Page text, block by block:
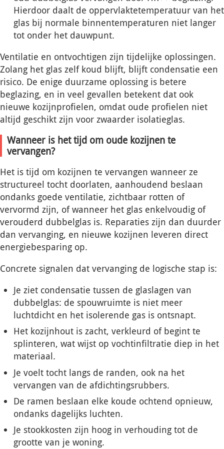
Hierdoor daalt de oppervlaktetemperatuur van het
glas bij normale binnentemperaturen niet langer
tot onder het dauwpunt.
Ventilatie en ontvochtigen zijn tijdelijke oplossingen.
Zolang het glas zelf koud blijft, blijft condensatie een
risico. De enige duurzame oplossing is betere
beglazing, en in veel gevallen betekent dat ook
nieuwe kozijnprofielen, omdat oude profielen niet
altijd geschikt zijn voor zwaarder isolatieglas.
Wanneer is het tijd om oude kozijnen te
vervangen?
Het is tijd om kozijnen te vervangen wanneer ze
structureel tocht doorlaten, aanhoudend beslaan
ondanks goede ventilatie, zichtbaar rotten of
vervormd zijn, of wanneer het glas enkelvoudig of
verouderd dubbelglas is. Reparaties zijn dan duurder
dan vervanging, en nieuwe kozijnen leveren direct
energiebesparing op.
Concrete signalen dat vervanging de logische stap is:
Je ziet condensatie tussen de glaslagen van
dubbelglas: de spouwruimte is niet meer
luchtdicht en het isolerende gas is ontsnapt.
Het kozijnhout is zacht, verkleurd of begint te
splinteren, wat wijst op vochtinfiltratie diep in het
materiaal.
Je voelt tocht langs de randen, ook na het
vervangen van de afdichtingsrubbers.
De ramen beslaan elke koude ochtend opnieuw,
ondanks dagelijks luchten.
Je stookkosten zijn hoog in verhouding tot de
grootte van je woning.